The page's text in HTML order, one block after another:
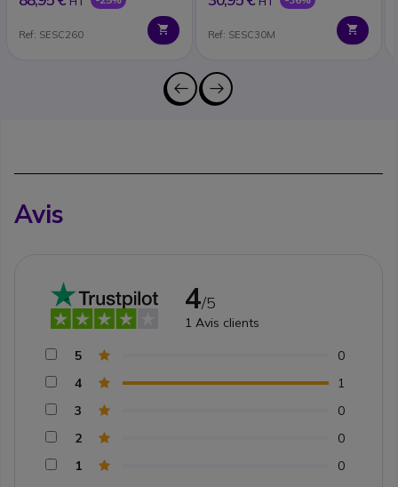
Ref: SESC260 Ref: SESC30M
Avis
4/5
1 Avis clients
5
0
4
1
3
0
2
0
1
0